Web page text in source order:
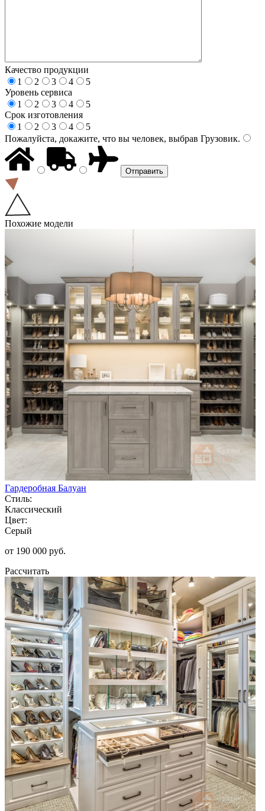
Качество продукции
1
2 3 4
5
Уровень сервиса
1
2 3 4
5
Срок изготовления
1
2 3 4
5
Пожалуйста, докажите, что вы человек, выбрав Грузовик.
Похожие модели
Гардеробная Балуан
Стиль:
Классический
Цвет:
Серый
от 190 000 руб.
Рассчитать